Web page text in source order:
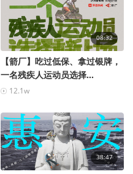
08:32
【箭厂】吃过低保、拿过银牌，
一名残疾人运动员选择...
12.1w
38:47